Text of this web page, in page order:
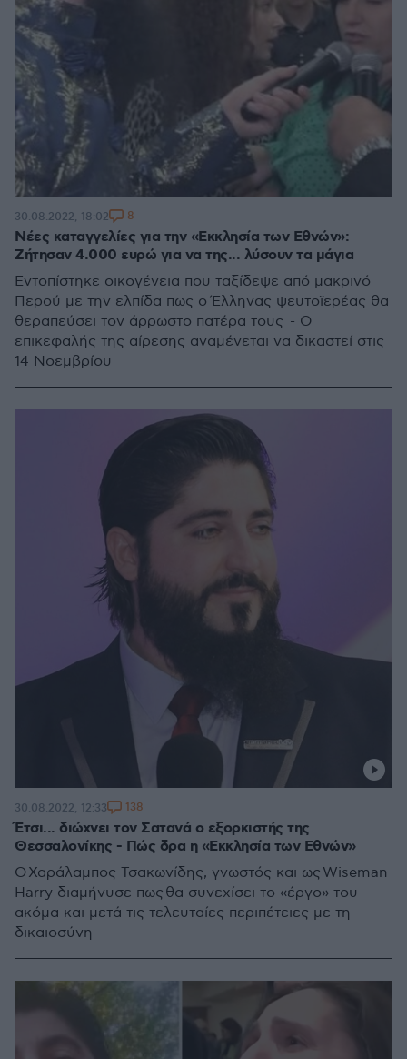
Νέες καταγγελίες για την «Εκκλησία των Εθνών»:
Ζήτησαν 4.000 ευρώ για να της... λύσουν τα μάγια
Εντοπίστηκε οικογένεια που ταξίδεψε από μακρινό
Περού με την ελπίδα πως ο Έλληνας ψευτοϊερέας θα
θεραπεύσει τον άρρωστο πατέρα τους - Ο
επικεφαλής της αίρεσης αναμένεται να δικαστεί στις
14 Νοεμβρίου
30.08.2022, 18:02 8
Έτσι... διώχνει τον Σατανά ο εξορκιστής της
Θεσσαλονίκης - Πώς δρα η «Εκκλησία των Εθνών»
Ο Χαράλαμπος Τσακωνίδης, γνωστός και ως Wiseman
Harry διαμήνυσε πως θα συνεχίσει το «έργο» του
ακόμα και μετά τις τελευταίες περιπέτειες με τη
δικαιοσύνη
30.08.2022, 12:33 138